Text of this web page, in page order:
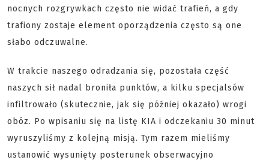
nocnych rozgrywkach często nie widać trafień, a gdy
trafiony zostaje element oporządzenia często są one
słabo odczuwalne.
W trakcie naszego odradzania się, pozostała część
naszych sił nadal broniła punktów, a kilku specjalsów
infiltrowało (skutecznie, jak się później okazało) wrogi
obóz. Po wpisaniu się na listę KIA i odczekaniu 30 minut
wyruszyliśmy z kolejną misją. Tym razem mieliśmy
ustanowić wysunięty posterunek obserwacyjno